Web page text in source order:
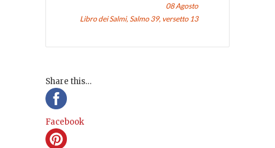
08 Agosto
Libro dei Salmi, Salmo 39, versetto 13
Share this…
Facebook